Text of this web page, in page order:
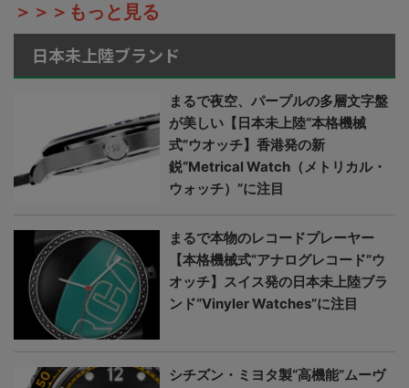
＞＞＞もっと見る
日本未上陸ブランド
まるで夜空、パープルの多層文字盤
が美しい【日本未上陸“本格機械
式”ウオッチ】香港発の新
鋭“Metrical Watch（メトリカル・
ウォッチ）”に注目
まるで本物のレコードプレーヤー
【本格機械式“アナログレコード”ウ
オッチ】スイス発の日本未上陸ブラ
ンド“Vinyler Watches”に注目
シチズン・ミヨタ製“高機能”ムーヴ